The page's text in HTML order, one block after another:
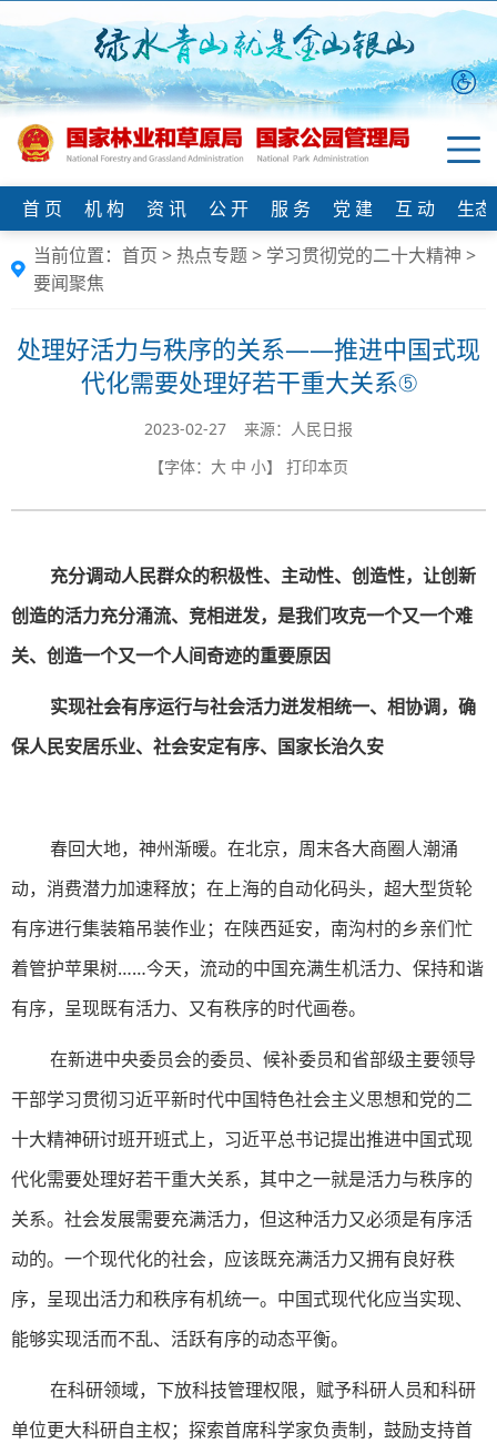
首 页 机 构 资 讯 公 开 服 务 党 建 互 动
生
当前位置： 首页 > 热点专题> 学习贯彻党的二十大精神 >
要闻聚焦
处理好活力与秩序的关系——推进中国式现
代化需要处理好若干重大关系⑤
2023-02-27 来源：人民日报
【字体： 大 中 小】 打印本页
充分调动人民群众的积极性、主动性、创造性，让创新
创造的活力充分涌流、竞相迸发，是我们攻克一个又一个难
关、创造一个又一个人间奇迹的重要原因
实现社会有序运行与社会活力迸发相统一、相协调，确
保人民安居乐业、社会安定有序、国家长治久安
春回大地，神州渐暖。在北京，周末各大商圈人潮涌
动，消费潜力加速释放；在上海的自动化码头，超大型货轮
有序进行集装箱吊装作业；在陕西延安，南沟村的乡亲们忙
着管护苹果树……今天，流动的中国充满生机活力、保持和谐
有序，呈现既有活力、又有秩序的时代画卷。
在新进中央委员会的委员、候补委员和省部级主要领导
干部学习贯彻习近平新时代中国特色社会主义思想和党的二
十大精神研讨班开班式上，习近平总书记提出推进中国式现
代化需要处理好若干重大关系，其中之一就是活力与秩序的
关系。社会发展需要充满活力，但这种活力又必须是有序活
动的。一个现代化的社会，应该既充满活力又拥有良好秩
序，呈现出活力和秩序有机统一。中国式现代化应当实现、
能够实现活而不乱、活跃有序的动态平衡。
在科研领域，下放科技管理权限，赋予科研人员和科研
单位更大科研自主权；探索首席科学家负责制，鼓励支持首